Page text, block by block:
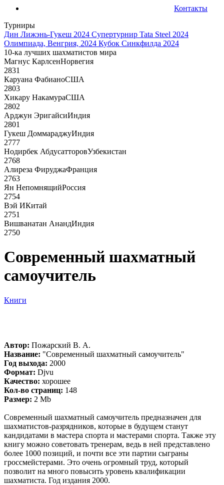
Контакты
Турниры
Дин Лижэнь-Гукеш 2024 Супертурнир Tata Steel 2024
Олимпиада, Венгрия, 2024 Кубок Синкфилда 2024
10-ка лучших шахматистов мира
Магнус КарлсенНорвегия
2831
Каруана ФабианоСША
2803
Хикару НакамураСША
2802
Арджун ЭригайсиИндия
2801
Гукеш ДоммараджуИндия
2777
Нодирбек АбдусатторовУзбекистан
2768
Алиреза ФируджаФранция
2763
Ян НепомнящийРоссия
2754
Вэй ИКитай
2751
Вишванатан АнандИндия
2750
Современный шахматный
самоучитель
Книги
Автор: Пожарский В. А.
Название: "Современный шахматный самоучитель"
Год выхода: 2000
Формат: Djvu
Качество: хорошее
Кол-во страниц: 148
Размер: 2 Mb
Современный шахматный самоучитель предназначен для
шахматистов-разрядников, которые в будущем станут
кандидатами в мастера спорта и мастерами спорта. Также эту
книгу можно советовать тренерам, ведь в ней представлено
более 1000 позиций, и почти все эти партии сыграны
гроссмейстерами. Это очень огромный труд, который
позволит на много повысить уровень квалификации
шахматиста. Год издания 2000.